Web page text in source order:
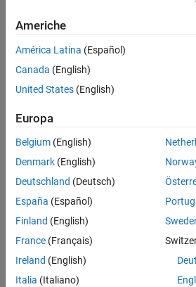
Americhe
América Latina (Español)
Canada (English)
United States (English)
Europa
Belgium (English)
Denmark (English)
Deutschland (Deutsch)
España (Español)
Finland (English)
France (Français)
Ireland (English)
Italia (Italiano)
Centro di fiducia
Antipirateria
Stato dell'applicazione
© 1994-2026 The MathWorks, Inc.